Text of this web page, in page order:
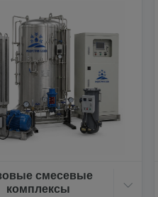
смесевые
комплексы